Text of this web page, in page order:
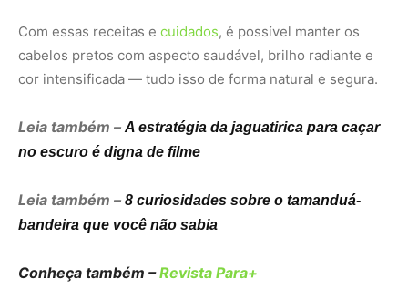
🌿
Nunca perca uma notícia da Amazônia
Controle o que você vê no Google
O Google lançou asFontes Preferenciais: escolha os
Revista Amazôniae garanta cobertura exclusiva sempre
Adicionar Revista Amazônia como Fonte